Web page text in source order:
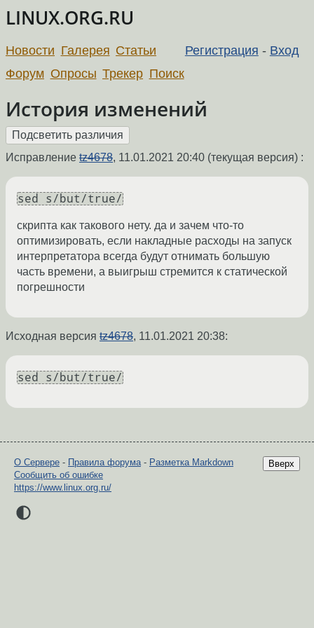
LINUX.ORG.RU
Регистрация - Вход
Новости Галерея Статьи
Форум Опросы Трекер Поиск
История изменений
Исправление tz4678, 11.01.2021 20:40 (текущая версия) :
sed s/but/true/
скрипта как такового нету. да и зачем что-то
оптимизировать, если накладные расходы на запуск
интерпретатора всегда будут отнимать большую
часть времени, а выигрыш стремится к статической
погрешности
Исходная версия tz4678, 11.01.2021 20:38:
sed s/but/true/
Вверх
О Сервере - Правила форума- Разметка Markdown
Сообщить об ошибке
https://www.linux.org.ru/